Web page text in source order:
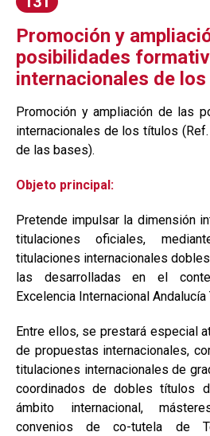
Promoción y
posibilidades
internacionales de
Promoción y ampliación de las
internacionales de los títulos
de las bases).
Objeto principal:
Pretende impulsar la dimensión
titulaciones oficiales,
titulaciones internacionales
las desarrolladas en el
Excelencia Internacional Andalucía
Entre ellos, se prestará especial
de propuestas internacionales,
titulaciones internacionales de
coordinados de dobles títulos
ámbito internacional,
convenios de co-tutela de